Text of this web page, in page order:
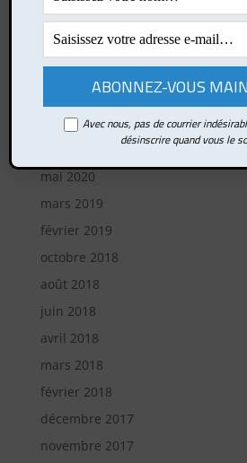
février 2023
octobre 2022
août 2022
mai 2022
janvier 2022
mai 2020
mars 2019
février 2019
octobre 2018
août 2018
juin 2018
avril 2018
mars 2018
février 2018
décembre 2017
novembre 2017
Avec nous, pas de courrier
désinscrire quand vous le